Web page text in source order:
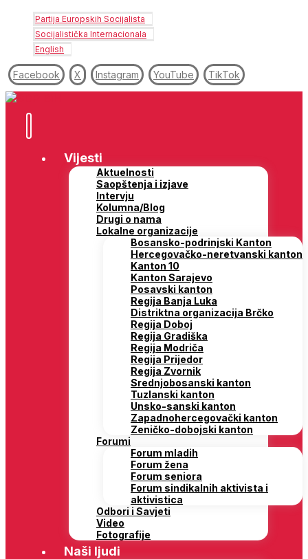
Partija Europskih Socijalista
Socijalistička Internacionala
English
Facebook X Instagram YouTube TikTok
Vijesti
Aktuelnosti
Saopštenja i izjave
Intervju
Kolumna/Blog
Drugi o nama
Lokalne organizacije
Bosansko-podrinjski Kanton
Hercegovačko-neretvanski kanton
Kanton 10
Kanton Sarajevo
Posavski kanton
Regija Banja Luka
Distriktna organizacija Brčko
Regija Doboj
Regija Gradiška
Regija Modriča
Regija Prijedor
Regija Zvornik
Srednjobosanski kanton
Tuzlanski kanton
Unsko-sanski kanton
Zapadnohercegovački kanton
Zeničko-dobojski kanton
Forumi
Forum mladih
Forum žena
Forum seniora
Forum sindikalnih aktivista i
aktivistica
Odbori i Savjeti
Video
Fotografije
Naši ljudi